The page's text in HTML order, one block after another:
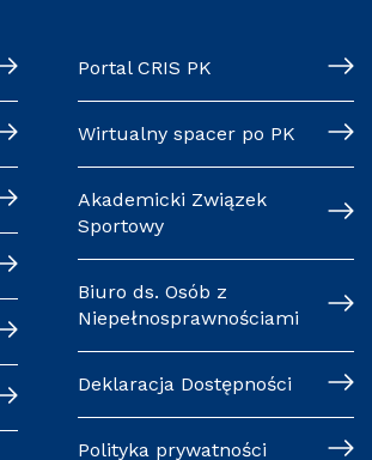
Portal CRIS PK
Wirtualny spacer po PK
Akademicki Związek
Sportowy
Biuro ds. Osób z
Niepełnosprawnościami
Deklaracja Dostępności
Polityka prywatności